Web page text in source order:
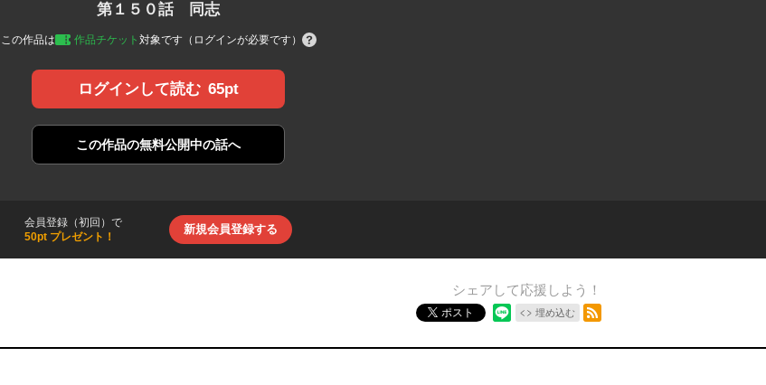
第１５０話 同志
この作品は 作品チケット 対象です（ログインが必要です）
ログインして読む 65pt
この作品の無料公開中の話へ
会員登録（初回）で
50pt プレゼント！
新規会員登録する
シェアして応援しよう！
ポスト 埋め込む